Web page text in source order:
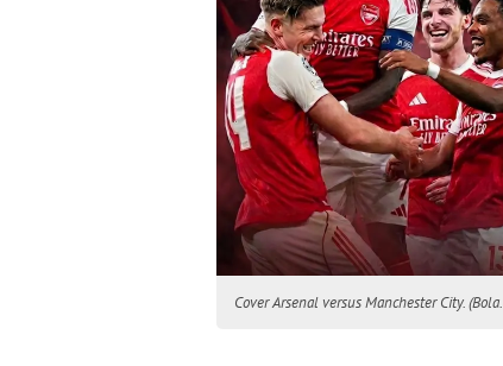
Cover Arsenal versus Manchester City.